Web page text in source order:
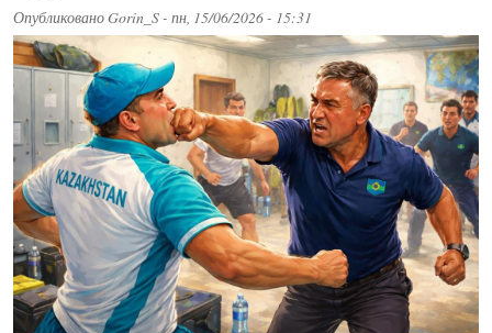
ОпубликованоGorin_S- пн, 15/06/2026 - 15:31